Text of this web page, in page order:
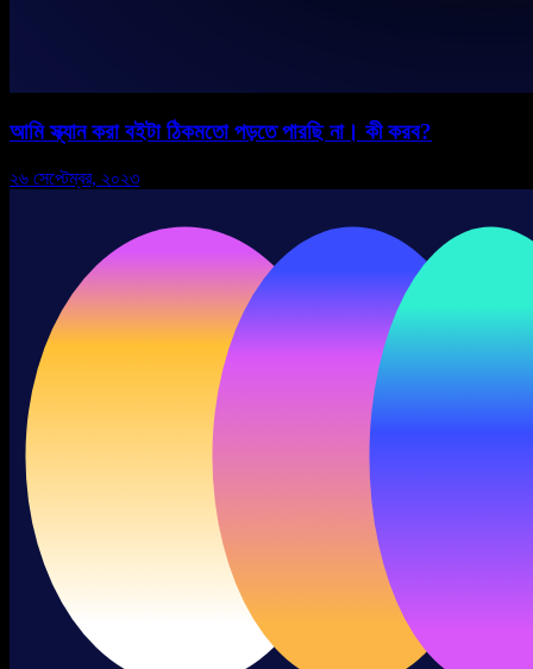
আমি স্ক্যান করা বইটা ঠিকমতো পড়তে পারছি না। কী করব?
২৬ সেপ্টেম্বর, ২০২৩